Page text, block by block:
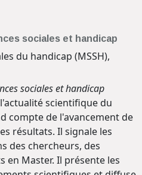
sociales et handicap
du handicap (MSSH),
sociales et handicap
scientifique du
compte de l'avancement de
résultats. Il signale les
des chercheurs, des
en Master. Il présente les